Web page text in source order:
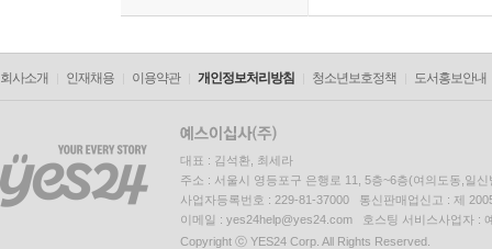
회사소개 인재채용 이용약관 개인정보처리방침 청소년보호정책 도서홍보안내
대표 : 김석환, 최세라
주소 : 서울시 영등포구 은행로 11, 5층~6층(여의도동,일신
사업자등록번호 : 229-81-37000 통신판매업신고 : 제
이메일 : yes24help@yes24.com 호스팅 서비스사업자 :
Copyright ⓒ YES24 Corp. All Rights Reserved.